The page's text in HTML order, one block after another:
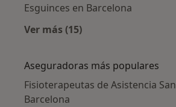
Esguinces en Barcelona
Ver más (15)
Aseguradoras más populares
Fisioterapeutas de Asistencia
Barcelona